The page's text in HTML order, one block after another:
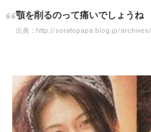
顎を削るのって痛いでしょうね
出典： http://soratopapa.blog.jp/archives/